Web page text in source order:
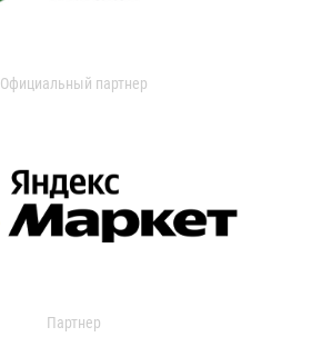
Официальный партнер
Партнер